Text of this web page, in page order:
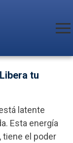
tu
latente
Esta energía
tiene el poder